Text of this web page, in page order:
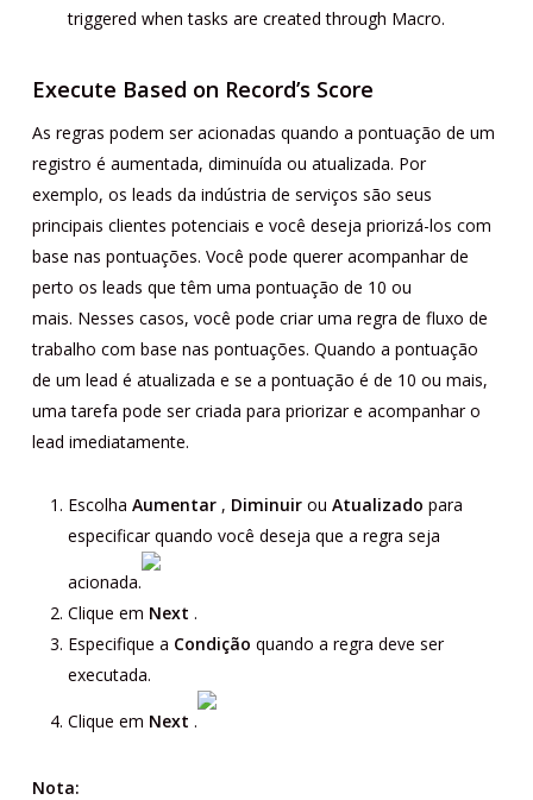
triggered when tasks are created through Macro.
Execute Based on Record’s Score
As regras podem ser acionadas quando a pontuação de um
registro é aumentada, diminuída ou atualizada. Por
exemplo, os leads da indústria de serviços são seus
principais clientes potenciais e você deseja priorizá-los com
base nas pontuações. Você pode querer acompanhar de
perto os leads que têm uma pontuação de 10 ou
mais. Nesses casos, você pode criar uma regra de fluxo de
trabalho com base nas pontuações. Quando a pontuação
de um lead é atualizada e se a pontuação é de 10 ou mais,
uma tarefa pode ser criada para priorizar e acompanhar o
lead imediatamente.
Escolha Aumentar, Diminuirou Atualizado para
especificar quando você deseja que a regra seja
acionada.
Clique em Next .
Especifique a Condição quando a regra deve ser
executada.
Clique em Next .
Nota: